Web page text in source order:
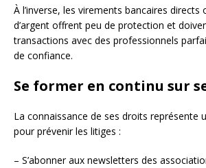
À l’inverse, les virements bancaires directs
d’argent offrent peu de protection et
transactions avec des professionnels
de confiance.
Se former en continu sur
La connaissance de ses droits représente
pour prévenir les litiges :
– S’abonner aux newsletters des